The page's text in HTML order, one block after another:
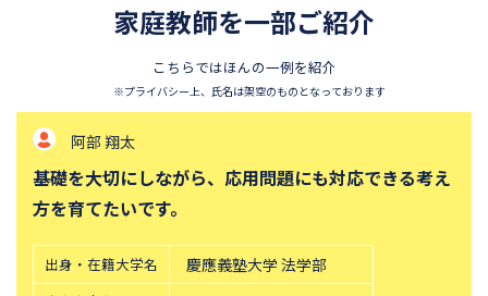
サレジオ学院中学校
東邦大学付属東邦中学校
東京農業大学第一高等学校中
立教新座中学校
桐朋中学校
東京都市大学付属中学校
三田国際科学学園中学校
青山学院中等部
帝塚山中学校
中央大学附属横浜中学校
六甲学院中学校
青山学院横浜英和中学校
家庭教師を一部ご紹介
こちらではほんの一例を紹介
※プライバシー上、氏名は架空のものとなっております
応用問題にも対応できる考え
義塾大学 法学部
一人ひとりに合った学び
出身・在籍大学名